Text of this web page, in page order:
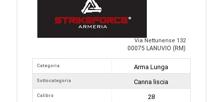
Via Nettunense 132
00075 LANUVIO (RM)
Categoria
Sottocategoria
Calibro
Arma Lunga
Canna liscia
28